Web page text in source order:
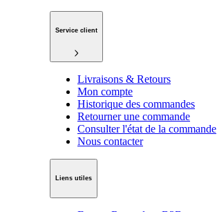
Service client
Livraisons & Retours
Mon compte
Historique des commandes
Retourner une commande
Consulter l'état de la commande
Nous contacter
Liens utiles